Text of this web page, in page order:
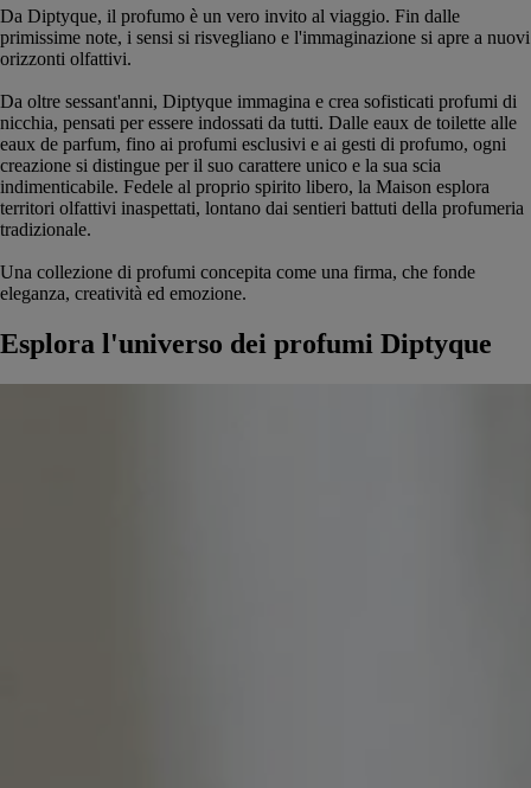
Da Diptyque, il profumo è un vero invito al viaggio. Fin dalle
primissime note, i sensi si risvegliano e l'immaginazione si apre a nuovi
orizzonti olfattivi.
Da oltre sessant'anni, Diptyque immagina e crea sofisticati profumi di
nicchia, pensati per essere indossati da tutti. Dalle eaux de toilette alle
eaux de parfum, fino ai profumi esclusivi e ai gesti di profumo, ogni
creazione si distingue per il suo carattere unico e la sua scia
indimenticabile. Fedele al proprio spirito libero, la Maison esplora
territori olfattivi inaspettati, lontano dai sentieri battuti della profumeria
tradizionale.
Una collezione di profumi concepita come una firma, che fonde
eleganza, creatività ed emozione.
Esplora l'universo dei profumi Diptyque